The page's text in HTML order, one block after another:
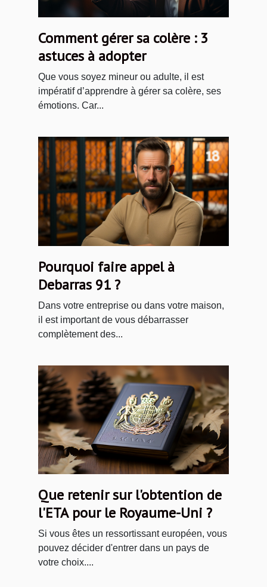
Comment gérer sa colère : 3
astuces à adopter
Que vous soyez mineur ou adulte, il est
impératif d’apprendre à gérer sa colère, ses
émotions. Car...
Pourquoi faire appel à
Debarras 91 ?
Dans votre entreprise ou dans votre maison,
il est important de vous débarrasser
complètement des...
Que retenir sur l'obtention de
l'ETA pour le Royaume-Uni ?
Si vous êtes un ressortissant européen, vous
pouvez décider d'entrer dans un pays de
votre choix....